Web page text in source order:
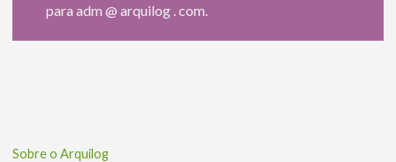
para adm @ arquilog . com.
Sobre o Arquilog